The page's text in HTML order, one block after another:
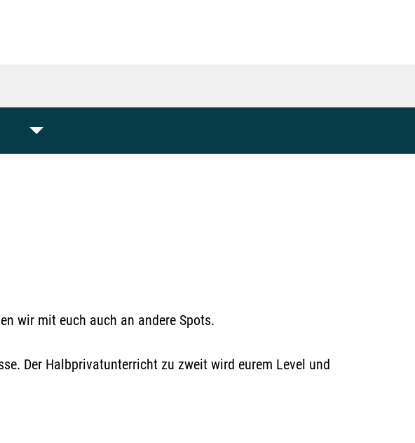
wir mit euch auch an andere Spots.
Der Halbprivatunterricht zu zweit wird eurem Level und